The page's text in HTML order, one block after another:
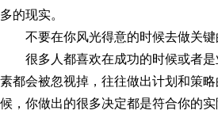
多的现实。
不要在你风光得意的时候去做关键
很多人都喜欢在成功的时候或者
素都会被忽视掉，往往做出计划和策
候，你做出的很多决定都是符合你的